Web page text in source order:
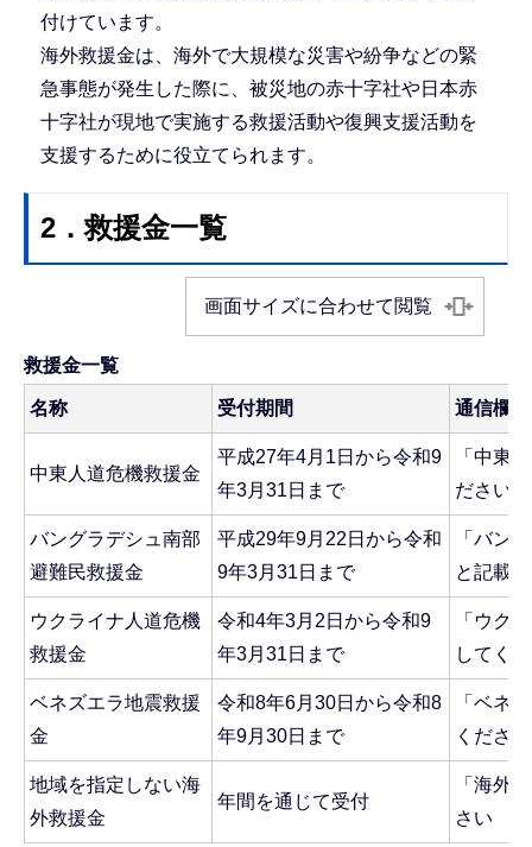
付けています。
海外救援金は、海外で大規模な災害や紛争などの緊
急事態が発生した際に、被災地の赤十字社や日本赤
十字社が現地で実施する救援活動や復興支援活動を
支援するために役立てられます。
2．救援金一覧
画面サイズに合わせて閲覧
救援金一覧
名称 受付期間 通信欄
中東人道危機救援金
平成27年4月1日から令和9
年3月31日まで
「中東
ださい
バングラデシュ南部
避難民救援金
平成29年9月22日から令和
9年3月31日まで
「バン
と記載
ウクライナ人道危機
救援金
令和4年3月2日から令和9
年3月31日まで
「ウク
してく
ベネズエラ地震救援
金
令和8年6月30日から令和8
年9月30日まで
「ベネ
ください
地域を指定しない海
外救援金
年間を通じて受付
「海外
さい